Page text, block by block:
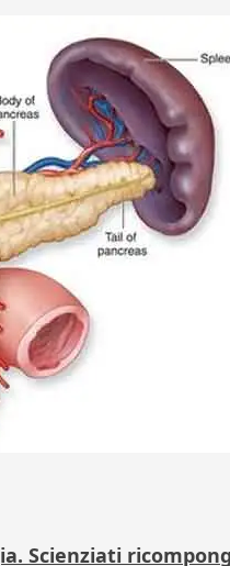
Scienziati